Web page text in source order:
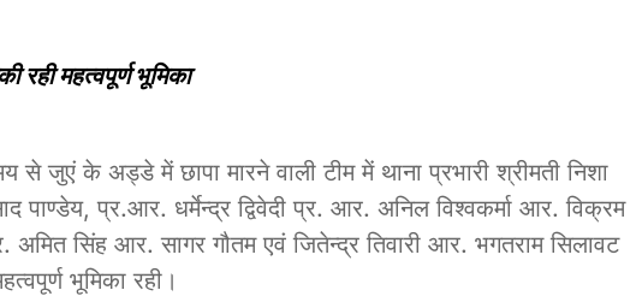
महत्वपूर्ण भूमिका
जुएं के अड्डे में छापा मारने वाली टीम में थाना प्रभारी श्रीमती निशा
पाण्डेय, प्र.आर. धर्मेन्द्र ‌द्विवेदी प्र. आर. अनिल विश्वकर्मा आर. विक्रम
अमित सिंह आर. सागर गौतम एवं जितेन्द्र तिवारी आर. भगतराम सिलावट
भूमिका रही।